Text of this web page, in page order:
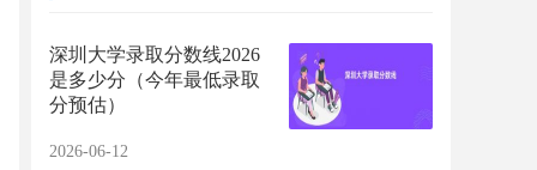
深圳大学录取分数线2026
是多少分（今年最低录取
分预估）
2026-06-12